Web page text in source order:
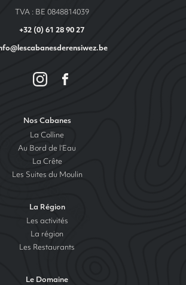
TVA : BE 0848814039
+32 (0) 61 28 90 27
Nos Cabanes
La Colline
Au Bord de l’Eau
La Crête
Les Suites du Moulin
La Région
Les activités
La région
Les Restaurants
Le Domaine